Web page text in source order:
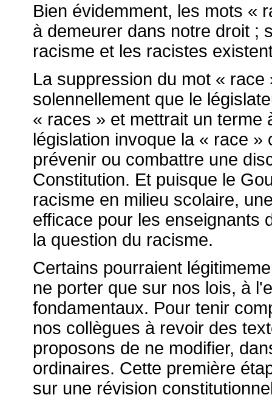
Bien évidemment, les mots «
à demeurer dans notre droit ;
racisme et les racistes
La suppression du mot «
solennellement que le
« races » et mettrait un terme
législation invoque la « race
prévenir ou combattre une
Constitution. Et puisque le
racisme en milieu scolaire,
efficace pour les enseignants
la question du racisme.
Certains pourraient
ne porter que sur nos lois, à
fondamentaux. Pour tenir
nos collègues à revoir des
proposons de ne modifier,
ordinaires. Cette première
sur une révision